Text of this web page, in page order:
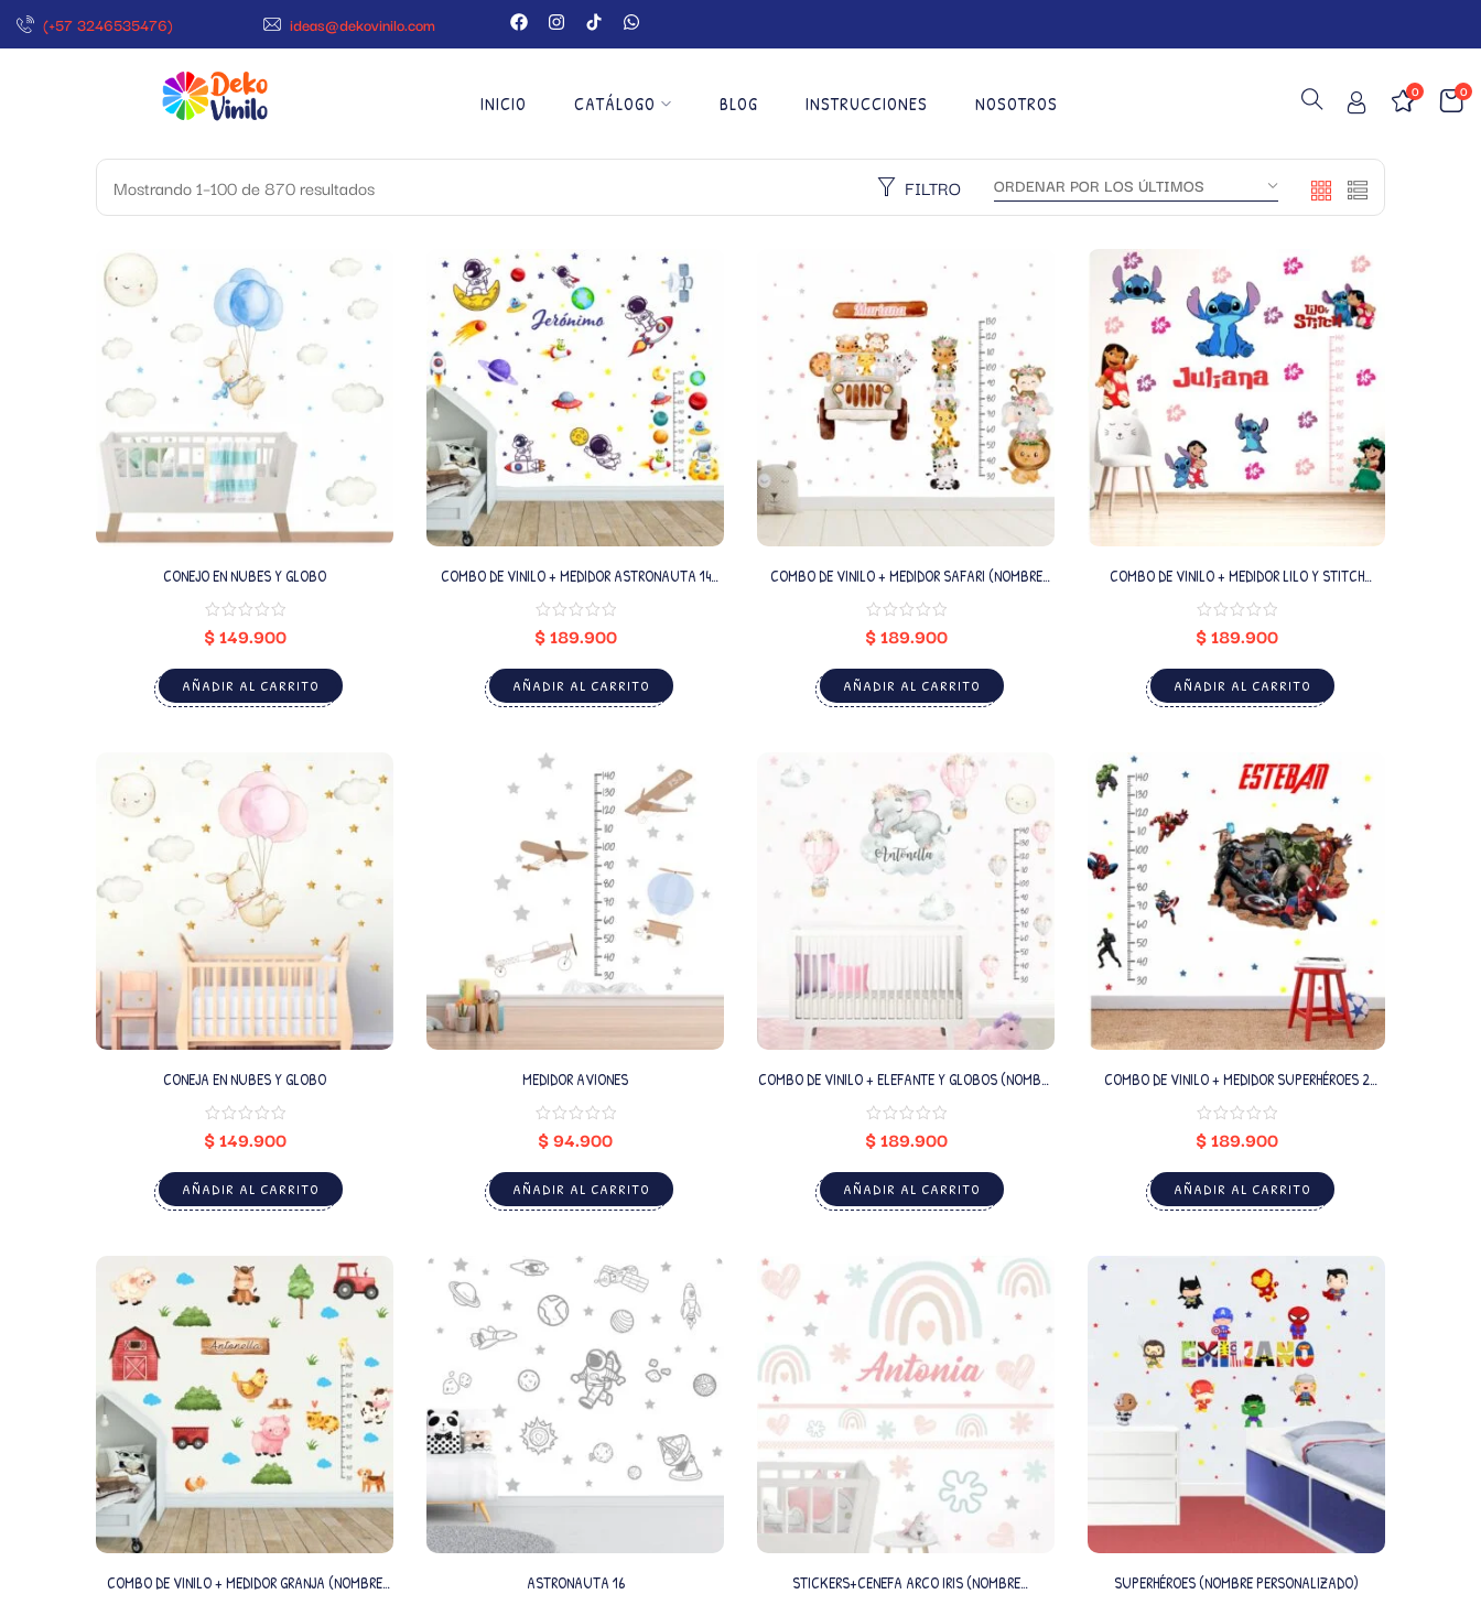
(+57 3246535476) ideas@dekovinilo.com
INICIO CATÁLOGO BLOG INSTRUCCIONES NOSOTROS
0
0
Mostrando 1–100 de 870 resultados FILTRO
CONEJO EN NUBES Y GLOBO
$149.900
AÑADIR AL CARRITO
COMBO DE VINILO + MEDIDOR ASTRONAUTA 14
$189.900
AÑADIR AL CARRITO
COMBO DE VINILO + MEDIDOR SAFARI (NOMBRE
$189.900
AÑADIR AL CARRITO
COMBO DE VINILO + MEDIDOR LILO Y STITCH
$189.900
AÑADIR AL CARRITO
CONEJA EN NUBES Y GLOBO
$149.900
AÑADIR AL CARRITO
MEDIDOR AVIONES
$94.900
AÑADIR AL CARRITO
COMBO DE VINILO + ELEFANTE Y GLOBOS (NOMBRE
$189.900
AÑADIR AL CARRITO
COMBO DE VINILO + MEDIDOR SUPERHÉROES 2
$189.900
AÑADIR AL CARRITO
COMBO DE VINILO + MEDIDOR GRANJA (NOMBRE
ASTRONAUTA 16
STICKERS+CENEFA ARCO IRIS (NOMBRE
SUPERHÉROES (NOMBRE PERSONALIZADO)